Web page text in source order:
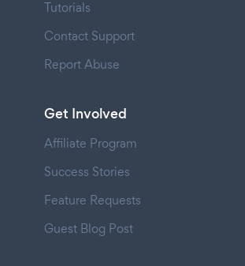
Tutorials
Contact Support
Report Abuse
Get Involved
Affiliate Program
Success Stories
Feature Requests
Guest Blog Post